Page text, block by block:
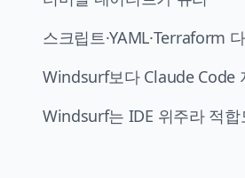
스크립트·YAML·Terraform
Windsurf보다 Claude Code
Windsurf는 IDE 위주라 적합